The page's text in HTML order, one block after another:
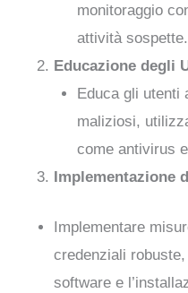
monitoraggio
attività sospette.
Educazione degli
Educa gli utenti
maliziosi,
come antivirus
Implementazione
Implementare
credenziali robuste,
software e